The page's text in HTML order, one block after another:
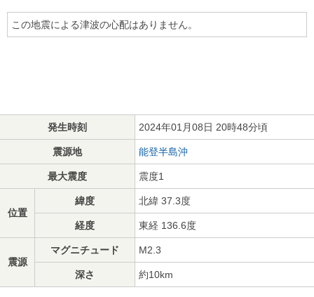
この地震による津波の心配はありません。
発生時刻 2024年01月08日 20時48分頃
震源地 能登半島沖
最大震度 震度1
位置
緯度 北緯 37.3度
経度 東経 136.6度
震源
マグニチュード M2.3
深さ 約10km